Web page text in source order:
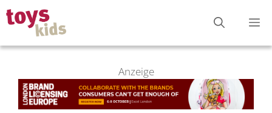
Zum
Inhalt
springen
Anzeige